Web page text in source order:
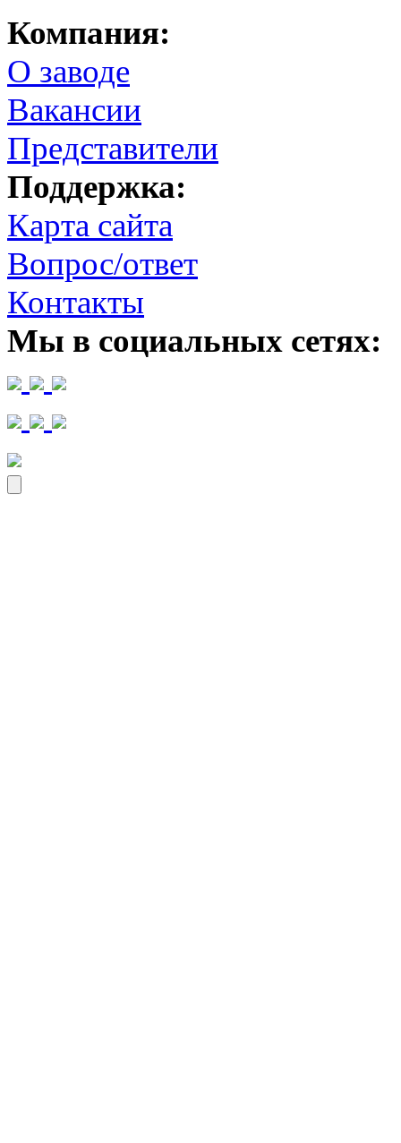
Компания:
О заводе
Вакансии
Представители
Поддержка:
Карта сайта
Вопрос/ответ
Контакты
Мы в социальных сетях: